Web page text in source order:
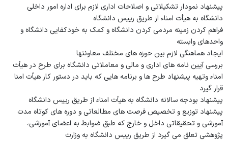
هیئت رئیسه
اعضای هیات
اهداف و وظایف
شورای دانشگاه
اعضای شورا
اهداف و وظایف
اعضای هیات تجدید نظر
آئین نامه و مقررات
واحد اسناد و مدارک دانشگاه
اهداف و وظایف
همکاران حوزه
هسته تحقیق و نظردهی
اهداف و وظایف هسته تحقیق
پیشنهاد نمودار تشکیلاتی و اصلاحات اداری لازم برای اداره امور داخلی
دانشگاه به هیأت امناء از طریق رییس دانشگاه
فراهم کردن زمینه مردمی کردن دانشگاه و کمک به خودکفایی دانشگاه و
واحدهای وابسته
ایجاد هماهنگی لازم بین حوزه های مختلف معاونتها
بررسی آیین نامه های اداری و مالی و معاملاتی دانشگاه برای طرح در هیأت
امناء وتهیه پیشنهاد طرح ها و برنامه هایی که باید در دستور کار هیأت امنا
قرار گیرد
پیشنهاد بودجه سالانه دانشگاه به هیأت امناء از طریق رییس دانشگاه
پیشنهاد توزیع و تخصیص فرصت های مطالعاتی و دوره های کوتاه مدت
آموزشی و تحقیقاتی داخل و خارج که طبق ضوابط به اعضای آموزشی،
پژوهشی تعلق می گیرد از طریق رییس دانشگاه به وزارت